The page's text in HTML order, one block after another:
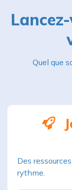
Quel que
Des
rythme.